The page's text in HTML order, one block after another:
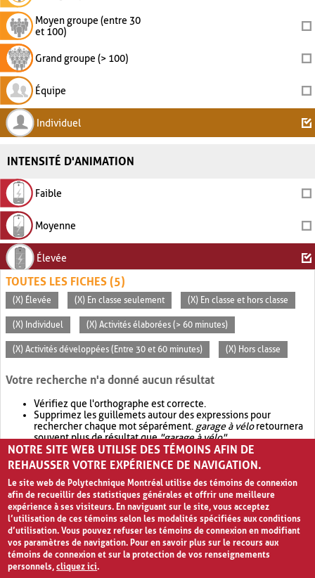
Moyen groupe (entre 30
et 100)
Grand groupe (> 100)
Équipe
Individuel
INTENSITÉ D'ANIMATION
Faible
Moyenne
Élevée
TOUTES LES FICHES (5)
(X) Élevée (X) En classe seulement (X) En classe et hors classe
(X) Individuel (X) Activités élaborées (> 60 minutes)
(X) Activités développées (Entre 30 et 60 minutes) (X) Hors classe
Votre recherche n'a donné aucun résultat
Vérifiez que l'orthographe est correcte.
Supprimez les guillemets autour des expressions pour
rechercher chaque mot séparément. garage à véloretournera
souvent plus de résultat que"garage à vélo".
Envisagez d'élargir votre recherche avec OR.garage OR vélo
retournera souvent plus de résultat quegarage à vélo
NOTRE SITE WEB UTILISE DES TÉMOINS AFIN DE
REHAUSSER VOTRE EXPÉRIENCE DE NAVIGATION.
Le site web de Polytechnique Montréal utilise des témoins de connexion
afin de recueillir des statistiques générales et offrir une meilleure
expérience à ses visiteurs. En naviguant sur le site, vous acceptez
l’utilisation de ces témoins selon les modalités spécifiées aux conditions
d’utilisation. Vous pouvez refuser les témoins de connexion en modifiant
vos paramètres de navigation. Pour en savoir plus sur le recours aux
témoins de connexion et sur la protection de vos renseignements
personnels,cliquez ici.